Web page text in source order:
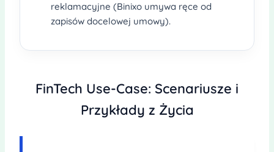
reklamacyjne (Binixo umywa ręce od
zapisów docelowej umowy).
FinTech Use-Case: Scenariusze i
Przykłady z Życia